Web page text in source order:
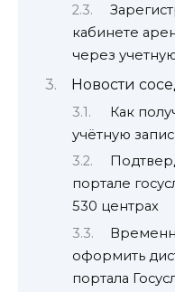
кабинете
через
Новости
Как
учётную
портале
530 центрах
оформить
портала